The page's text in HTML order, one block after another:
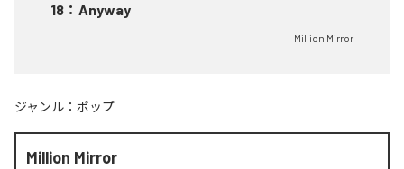
18 ： Anyway
Million Mirror
ジャンル： ポップ
Million Mirror